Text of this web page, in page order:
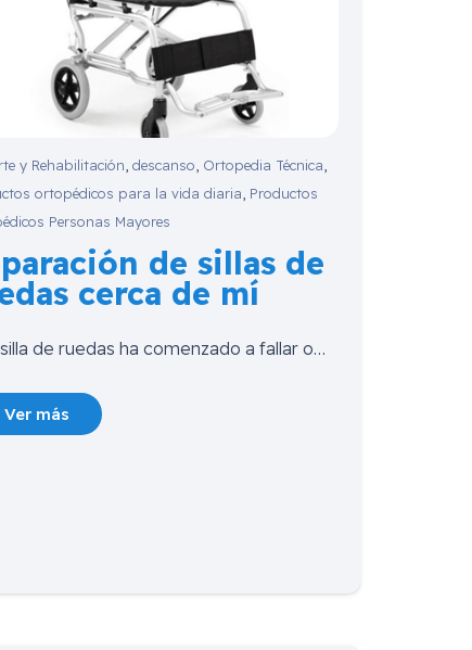
y Rehabilitación descanso Ortopedia Técnica
ortopédicos para la vida diaria Productos
Personas Mayores
de sillas de
cerca de mí
de ruedas ha comenzado a fallar o…
Ver más